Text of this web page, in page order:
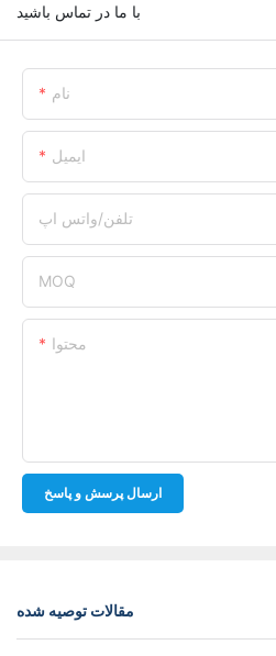
با ما در تماس باشید
نام
ایمیل
تلفن/واتس اپ
MOQ
محتوا
ارسال پرسش و پاسخ
مقالات توصیه شده